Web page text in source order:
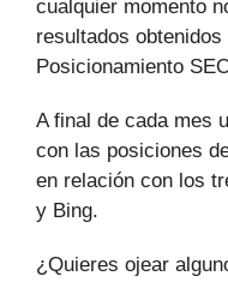
cualquier momento
resultados obtenidos
Posicionamiento
A final de cada mes
con las posiciones
en relación con los
y Bing.
¿Quieres ojear